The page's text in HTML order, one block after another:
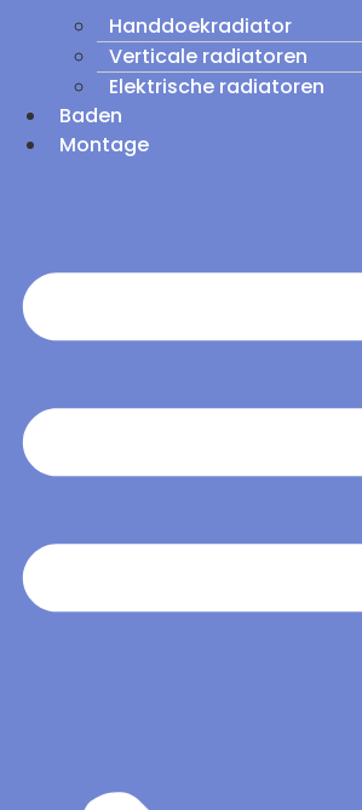
Handdoekradiator
Verticale radiatoren
Elektrische radiatoren
Baden
Montage